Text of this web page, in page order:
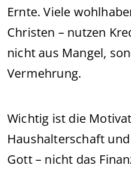
Ernte. Viele
Christen – nutzen
nicht aus Mangel,
Vermehrung.
Wichtig ist die
Haushalterschaft
Gott – nicht das